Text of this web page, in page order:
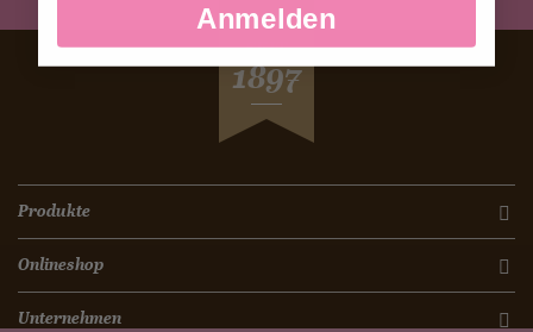
SEIT
1897
Produkte
Onlineshop
Unternehmen
Anmelden